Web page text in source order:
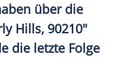
über die
Hills, 90210"
die letzte Folge